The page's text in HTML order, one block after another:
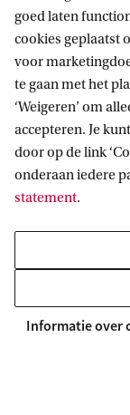
Bij de
zich
Binnen de
Amsterdamse
mindervalide
parkeren op
parkeren geldt.
goed laten
cookies geplaatst
voor
te gaan met het
‘Weigeren’ om
accepteren. Je
door op de link
onderaan iedere
statement.
Informatie over